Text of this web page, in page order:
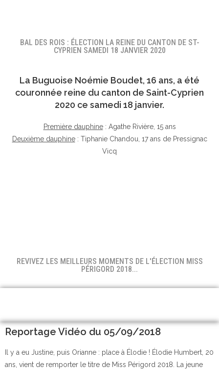
BAL DES ROIS : ÉLECTION LA REINE DU CANTON DE ST-
CYPRIEN SAMEDI 18 JANVIER 2020
La Buguoise Noémie Boudet, 16 ans, a été
couronnée reine du canton de Saint-Cyprien
2020 ce samedi 18 janvier.
Première dauphine: Agathe Rivière, 15 ans
Deuxième dauphine: Tiphanie Chandou, 17 ans de Pressignac
Vicq
REVIVEZ LES MEILLEURS MOMENTS DE L'ÉLECTION MISS
PÉRIGORD 2018...
Reportage Vidéo du 05/09/2018
Il y a eu Justine, puis Orianne : place à Élodie ! Élodie Humbert, 20
ans, vient de remporter le titre de Miss Périgord 2018. La jeune